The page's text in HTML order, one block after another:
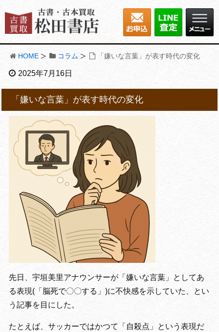
HOME コラム 「嫌いな言葉」が表す時代の変化
2025年7月16日
「嫌いな言葉」が表す時代の変化
先日、宇垣美里アナウンサーが「嫌いな言葉」としてあ
る表現(「脳死で〇〇する」)に不快感を示していた、とい
う記事を目にした。
たとえば、サッカーではかつて「自殺点」という表現だ